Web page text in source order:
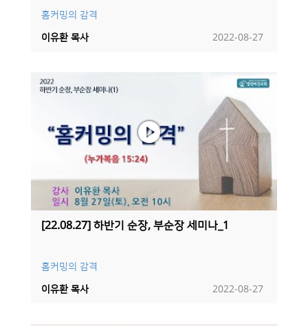
홈커밍의 감격
2022-08-27
이유환 목사
[22.08.27] 하반기 순장, 부순장 세미나_1
홈커밍의 감격
2022-08-27
이유환 목사